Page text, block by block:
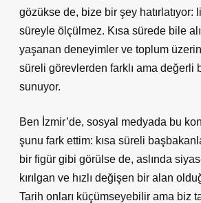
gözükse de, bize bir şey hatırlatıyor:
süreyle ölçülmez. Kısa sürede bile
yaşanan deneyimler ve toplum
süreli görevlerden farklı ama değerli
sunuyor.
Ben İzmir’de, sosyal medyada bu
şunu fark ettim: kısa süreli
bir figür gibi görülse de, aslında
kırılgan ve hızlı değişen bir alan
Tarih onları küçümseyebilir ama biz